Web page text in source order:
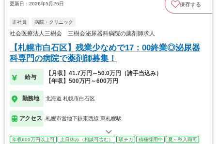
更新日：2026年5月26日 保存する
正社員 病院・クリニック
社会医療法人三樹会 三樹会泌尿器科病院の薬剤師求人
【札幌市白石区】残業少なめで17：00終業◎泌尿器
科専門の病院で薬剤師募集！
給与
【月収】41.7万円～50.0万円（諸手当込み）
【年収】500万円～600万円
勤務地 北海道 札幌市白石区
アクセス 札幌市営地下鉄東西線 東札幌駅
年収600万円以上可 土日休み（相談可含む） 駅チカ 積極採用中
夏～秋入職可